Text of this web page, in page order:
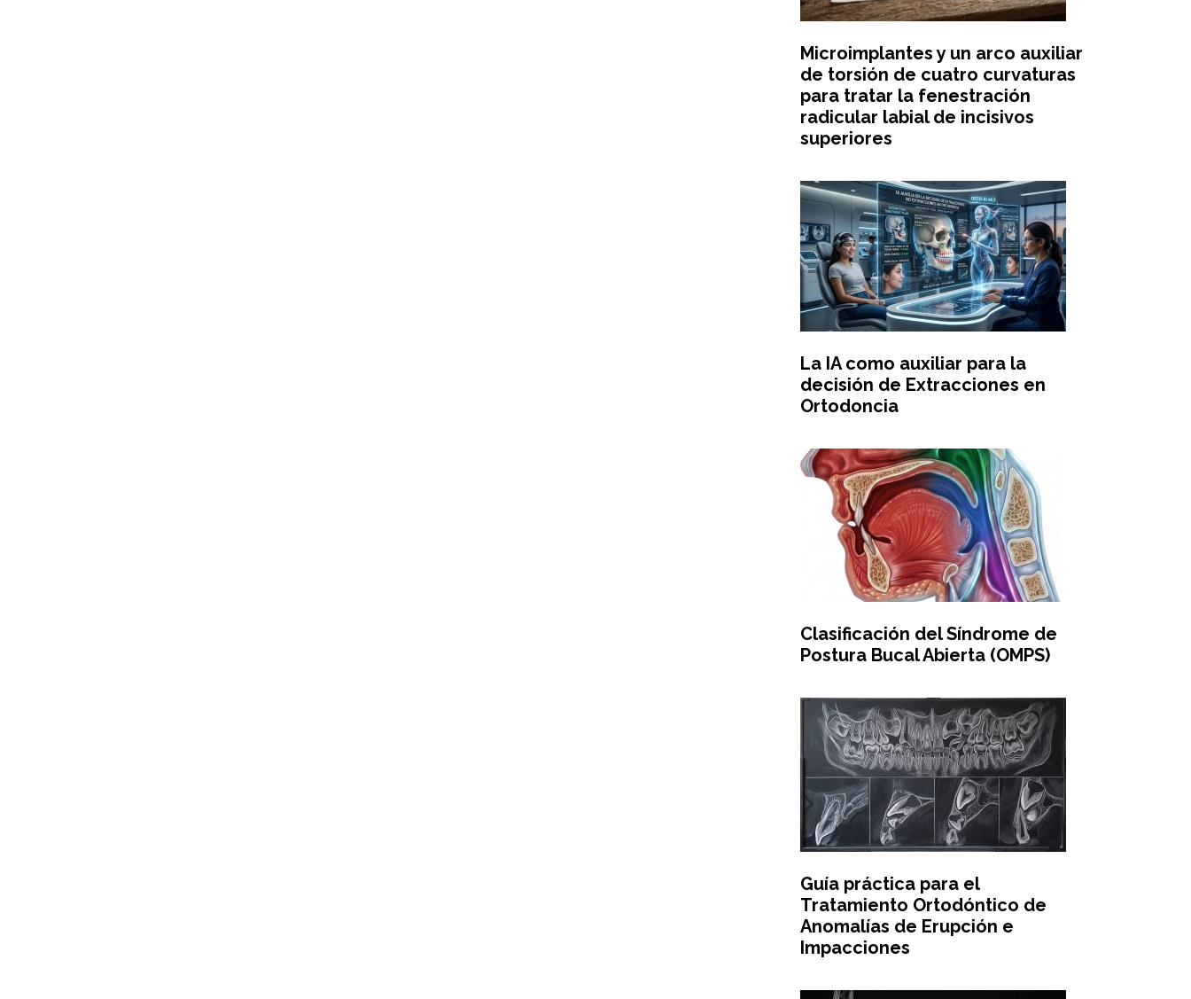
Microimplantes y un arco auxiliar
de torsión de cuatro curvaturas
para tratar la fenestración
radicular labial de incisivos
superiores
La IA como auxiliar para la
decisión de Extracciones en
Ortodoncia
Clasificación del Síndrome de
Postura Bucal Abierta (OMPS)
Guía práctica para el
Tratamiento Ortodóntico de
Anomalías de Erupción e
Impacciones